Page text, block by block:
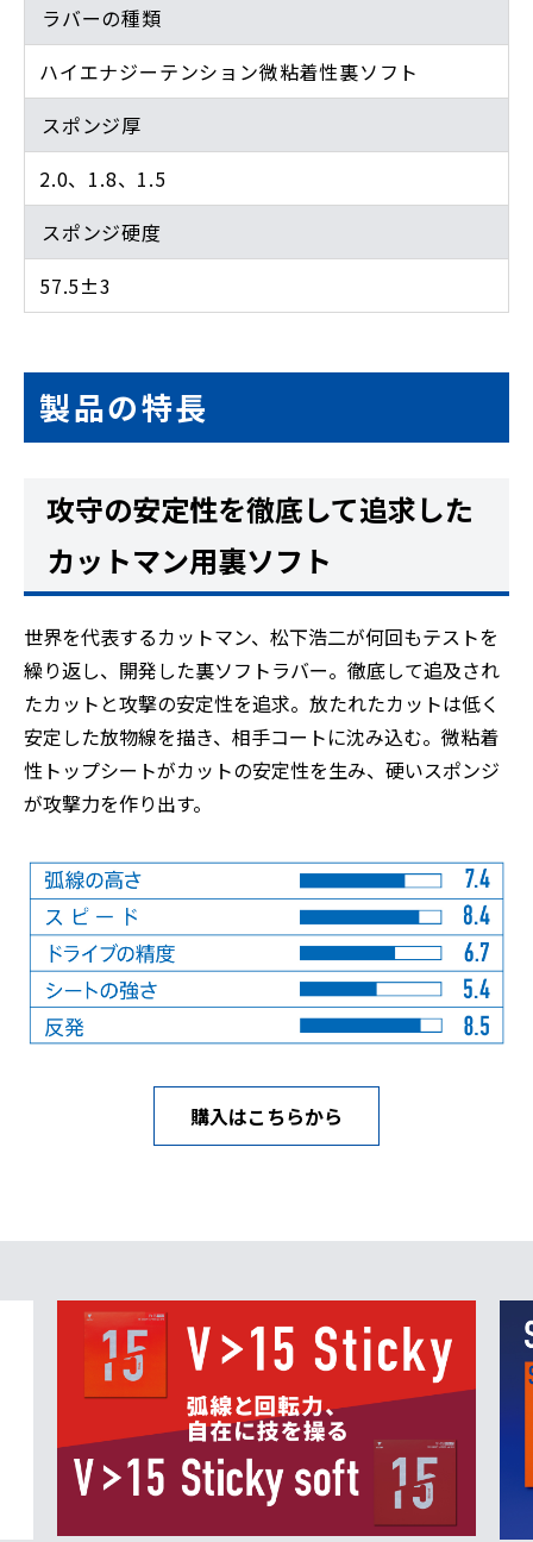
ラバーの種類
ハイエナジーテンション微粘着性裏ソフト
スポンジ厚
2.0、1.8、1.5
スポンジ硬度
57.5±3
製品の特長
攻守の安定性を徹底して追求した
カットマン用裏ソフト
世界を代表するカットマン、松下浩二が何回もテストを
繰り返し、開発した裏ソフトラバー。徹底して追及され
たカットと攻撃の安定性を追求。放たれたカットは低く
安定した放物線を描き、相手コートに沈み込む。微粘着
性トップシートがカットの安定性を生み、硬いスポンジ
が攻撃力を作り出す。
購入はこちらから